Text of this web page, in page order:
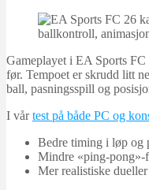
Gameplayet i EA Sports
før. Tempoet er skrudd litt
ball, pasningsspill og
I vårtest på både PC og
Bedre timing i løp og
Mindre «ping-pong»-
Mer realistiske